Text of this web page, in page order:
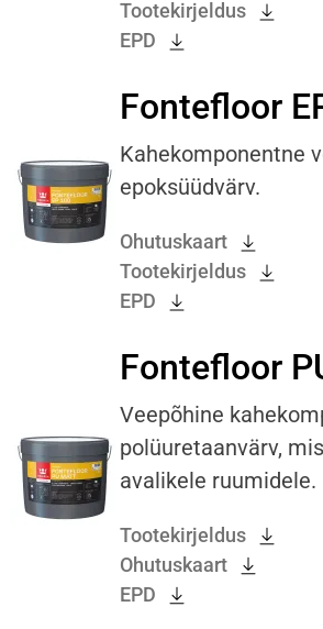
Tootekirjeldus
EPD
Fontefloor
Kahekomponentne
epoksüüdvärv.
Ohutuskaart
Tootekirjeldus
EPD
Fontefloor
Veepõhine
polüuretaanvärv,
avalikele ruumidele.
Tootekirjeldus
Ohutuskaart
EPD